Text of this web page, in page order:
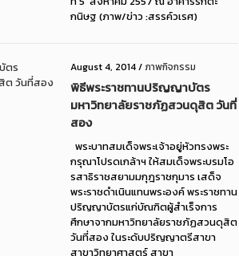
กนิษฐ (ภาพ/ข่าว :สรรค์วเรศ)
August 4, 2014/ภาพกิจกรรม
พิธีพระราชทานปริญญาบัตร
มหาวิทยาลัยราชภัฏสวนดุสิต วันที่
สอง
พระบาทสมเด็จพระเจ้าอยู่หัวทรงพระ
กรุณาโปรดเกล้าฯ ให้สมเด็จพระบรมโอ
รสาธิราชสยามมกุฎราชกุมาร เสด็จ
พระราชดำเนินแทนพระองค์ พระราชทาน
ปริญญาบัตรแก่บัณฑิตผู้สำเร็จการ
ศึกษาจากมหาวิทยาลัยราชภัฏสวนดุสิต
วันที่สอง ในระดับปริญญาตรีสาขา
สาขาวิทยาศาสตร์ สาขา